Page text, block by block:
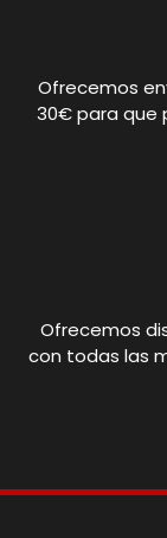
Ofrecemos
30€ para que
Ofrecemos
con todas las